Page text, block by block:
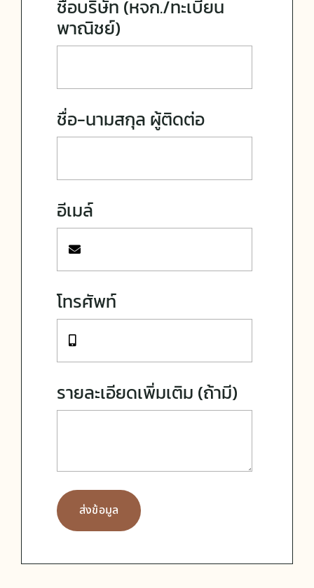
ชื่อบริษัท (หจก./ทะเบียน
พาณิชย์)
ชื่อ-นามสกุล ผู้ติดต่อ
อีเมล์
โทรศัพท์
รายละเอียดเพิ่มเติม (ถ้ามี)
ส่งข้อมูล